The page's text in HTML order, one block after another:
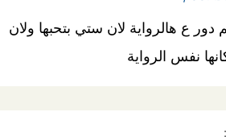
دور ع هالرواية لان ستي بتحبها ولان
نفس الرواية
: